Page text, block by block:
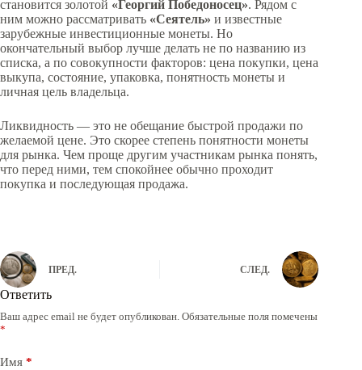
становится золотой «Георгий Победоносец». Рядом с
ним можно рассматривать «Сеятель» и известные
зарубежные инвестиционные монеты. Но
окончательный выбор лучше делать не по названию из
списка, а по совокупности факторов: цена покупки, цена
выкупа, состояние, упаковка, понятность монеты и
личная цель владельца.
Ликвидность — это не обещание быстрой продажи по
желаемой цене. Это скорее степень понятности монеты
для рынка. Чем проще другим участникам рынка понять,
что перед ними, тем спокойнее обычно проходит
покупка и последующая продажа.
ПРЕД. СЛЕД.
Ответить
Ваш адрес email не будет опубликован. Обязательные поля помечены
*
Имя *
A
l
e